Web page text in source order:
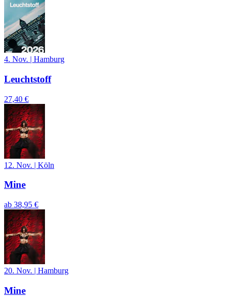
4. Nov. | Hamburg
Leuchtstoff
27,40 €
12. Nov. | Köln
Mine
ab 38,95 €
20. Nov. | Hamburg
Mine